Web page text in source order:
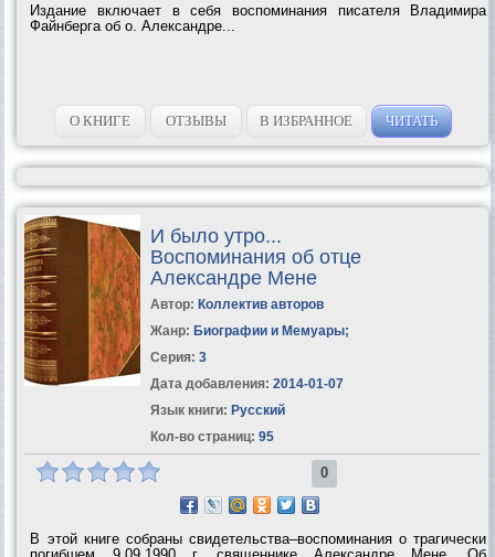
Издание включает в себя воспоминания писателя Владимира
Файнберга об о. Александре...
О КНИГЕ ОТЗЫВЫ В ИЗБРАННОЕ ЧИТАТЬ
И было утро...
Воспоминания об отце
Александре Мене
Автор: Коллектив авторов
Жанр: Биографии и Мемуары;
Серия: 3
Дата добавления: 2014-01-07
Язык книги: Русский
Кол-во страниц: 95
0
В этой книге собраны свидетельства–воспоминания о трагически